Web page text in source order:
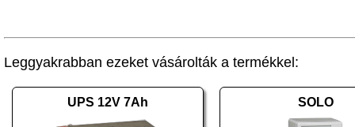
Leggyakrabban ezeket vásárolták a termékkel:
UPS 12V 7Ah SOLO